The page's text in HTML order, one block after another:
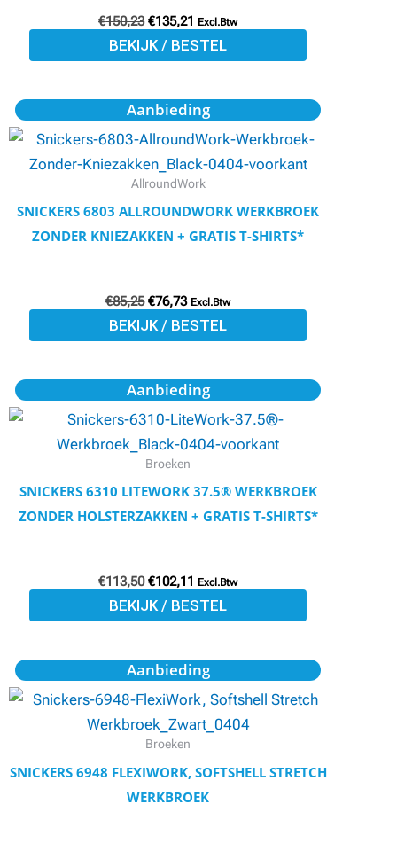
€150,23 €135,21 Excl.Btw
BEKIJK / BESTEL
gekozen
worden
de
productpagina
Aanbieding
AllroundWork
SNICKERS 6803 ALLROUNDWORK WERKBROEK
ZONDER KNIEZAKKEN + GRATIS T-SHIRTS*
€85,25
Oorspronkelijke
prijs
was:
€85,25.
€76,73
Huidige
prijs
is:
€76,73.
Excl.Btw
BEKIJK / BESTEL
Dit
product
heeft
meerdere
variaties.
Deze
gekozen
worden
de
productpagina
Aanbieding
Broeken
SNICKERS 6310 LITEWORK 37.5® WERKBROEK
ZONDER HOLSTERZAKKEN + GRATIS T-SHIRTS*
€113,50
Oorspronkelijke
prijs
was:
€113,50.
€102,11
Huidige
prijs
is:
€102,11.
Excl.Btw
BEKIJK / BESTEL
Dit
product
heeft
meerdere
variaties.
Deze
gekozen
worden
de
productpagina
Aanbieding
Broeken
SNICKERS 6948 FLEXIWORK, SOFTSHELL STRETCH
WERKBROEK
Oorspronkelijke
prijs
was:
Huidige
prijs
is:
€167,25.
Dit
product
heeft
meerdere
variaties.
Deze